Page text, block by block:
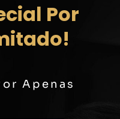
Por
Apenas